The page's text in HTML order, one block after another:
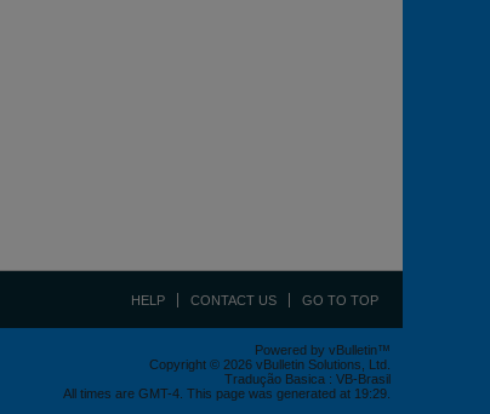
HELP CONTACT US GO TO TOP
Powered by vBulletin™
Copyright © 2026 vBulletin Solutions, Ltd.
Tradução Basica : VB-Brasil
All times are GMT-4. This page was generated at 19:29.